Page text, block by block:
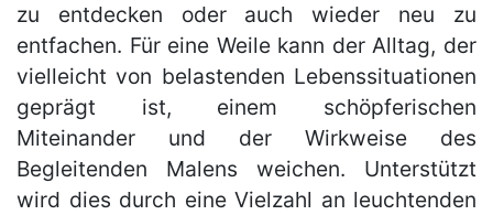
zu entdecken oder auch wieder neu zu
entfachen. Für eine Weile kann der Alltag, der
vielleicht von belastenden Lebenssituationen
geprägt ist, einem schöpferischen
Miteinander und der Wirkweise des
Begleitenden Malens weichen. Unterstützt
wird dies durch eine Vielzahl an leuchtenden